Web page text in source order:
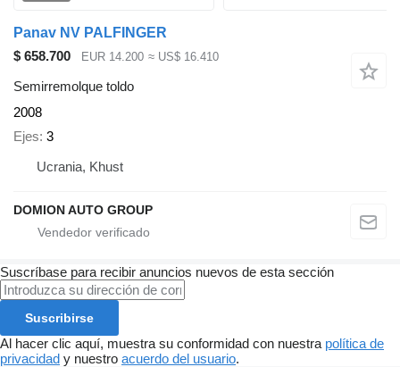
Panav NV PALFINGER
$ 658.700
EUR 14.200 ≈ US$ 16.410
Semirremolque toldo
2008
Ejes 3
Ucrania, Khust
DOMION AUTO GROUP
Suscríbase para recibir anuncios nuevos de esta sección
Suscribirse
Al hacer clic aquí, muestra su conformidad con nuestra política de
privacidad y nuestro acuerdo del usuario.